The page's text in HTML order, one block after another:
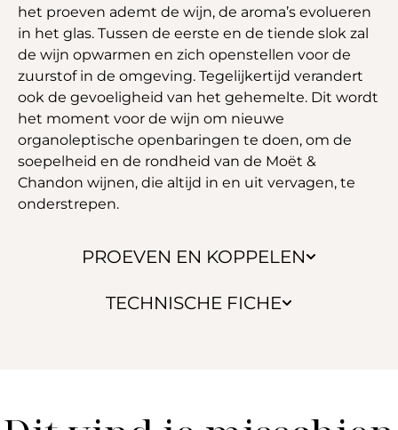
PROEVEN EN KOPPELEN
TECHNISCHE FICHE
het proeven ademt de wijn, de aroma’s evolueren
in het glas. Tussen de eerste en de tiende slok zal
de wijn opwarmen en zich openstellen voor de
zuurstof in de omgeving. Tegelijkertijd verandert
ook de gevoeligheid van het gehemelte. Dit wordt
het moment voor de wijn om nieuwe
organoleptische openbaringen te doen, om de
soepelheid en de rondheid van de Moët &
Chandon wijnen, die altijd in en uit vervagen, te
onderstrepen.